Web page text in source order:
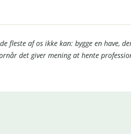
fleste af os ikke kan: bygge en have,
det giver mening at hente